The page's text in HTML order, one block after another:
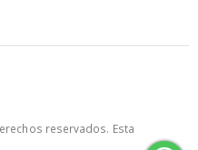
reservados. Esta